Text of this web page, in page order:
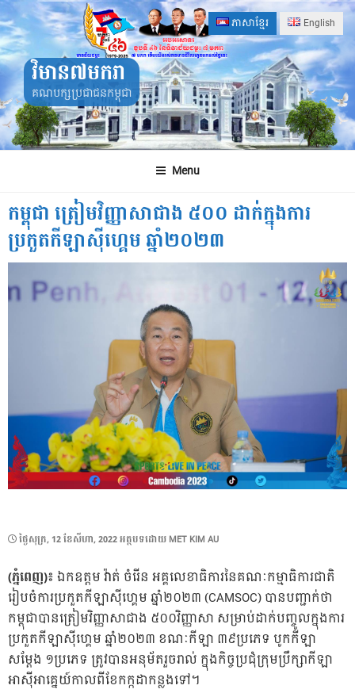
Skip
to
content
ភាសាខ្មែរ English
វិមាន៧មករា
គណបក្សប្រជាជនកម្ពុជា
Menu
កម្ពុជា ត្រៀមវិញ្ញាសាជាង ៥០០ ដាក់ក្នុងការ
ប្រកួតកីឡាស៊ីហ្គេម ឆ្នាំ២០២៣
POSTED
ថ្ងៃ​សុក្រ, 12 ខែ​សីហា, 2022អត្ថបទដោយ MET KIM AU
(ភ្នំពេញ)៖ឯកឧត្តម វ៉ាត់ ចំរើន អគ្គលេខាធិការនៃគណៈកម្មាធិការជាតិ
រៀបចំការប្រកួតកីឡាស៊ីហ្គេម ឆ្នាំ២០២៣ (CAMSOC) បានបញ្ជាក់ថា
កម្ពុជាបានត្រៀមវិញ្ញាសាជាង ៥០០វិញ្ញាសា សម្រាប់ដាក់បញ្ចូលក្នុងការ
ប្រកួតកីឡាស៊ីហ្គេម ឆ្នាំ២០២៣ ខណៈកីឡា ៣៩ប្រភេទ បូកកីឡា
សម្ដែង ១ប្រភេទ ត្រូវបានអនុម័តរួចរាល់ ក្នុងកិច្ចប្រជុំក្រុមប្រឹក្សាកីឡា
អាស៊ីអាគ្នេយ៍កាលពីខែកក្កដាកន្លងទៅ។